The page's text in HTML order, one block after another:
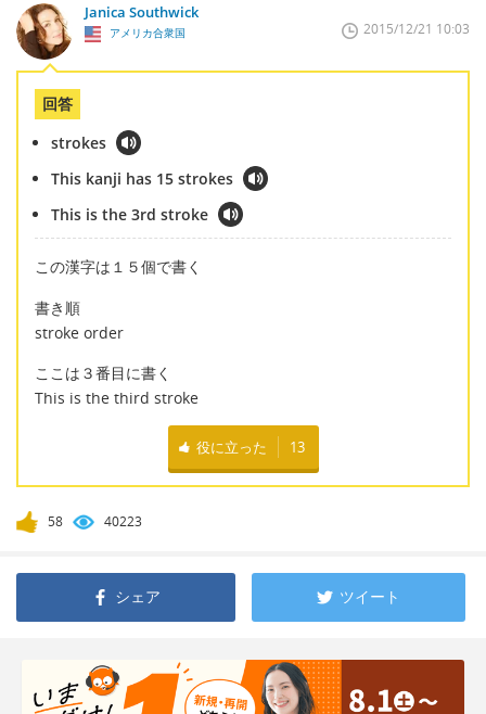
Janica Southwick
アメリカ合衆国 2015/12/21 10:03
回答
strokes
This kanji has 15 strokes
This is the 3rd stroke
この漢字は１５個で書く
書き順
stroke order
ここは３番目に書く
This is the third stroke
役に立った 13
58 40223
シェア ツイート